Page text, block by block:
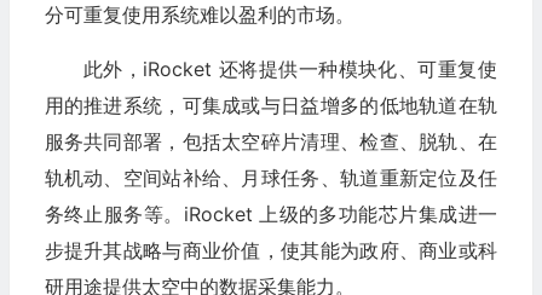
分可重复使用系统难以盈利的市场。
此外，iRocket 还将提供一种模块化、可重复使
用的推进系统，可集成或与日益增多的低地轨道在轨
服务共同部署，包括太空碎片清理、检查、脱轨、在
轨机动、空间站补给、月球任务、轨道重新定位及任
务终止服务等。iRocket 上级的多功能芯片集成进一
步提升其战略与商业价值，使其能为政府、商业或科
研用途提供太空中的数据采集能力。